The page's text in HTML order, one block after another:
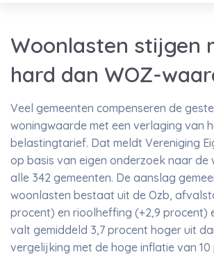
Woonlasten stijgen
hard dan WOZ-
Veel gemeenten compenseren de
woningwaarde met een verlaging van
belastingtarief. Dat meldt Vereniging
op basis van eigen onderzoek naar de
alle 342 gemeenten. De aanslag
woonlasten bestaat uit de Ozb,
procent) en rioolheffing (+2,9 procent)
valt gemiddeld 3,7 procent hoger uit
vergelijking met de hoge inflatie van 10